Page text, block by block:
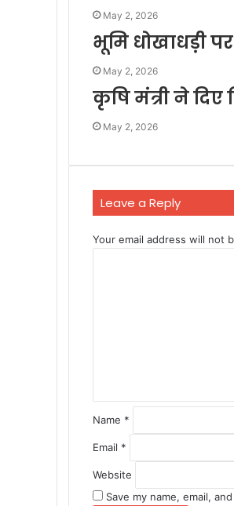
May 2, 2026
भूमि धोखाधड़ी
May 2, 2026
कृषि मंत्री ने दिए
May 2, 2026
Leave a Reply
Your email address will not
Name *
Email *
Website
Save my name, email,